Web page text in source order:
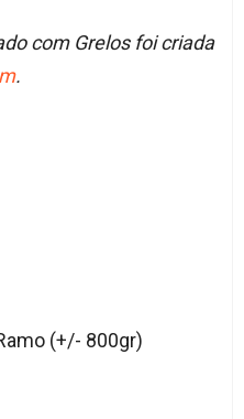
com Grelos foi criada
.
(+/- 800gr)